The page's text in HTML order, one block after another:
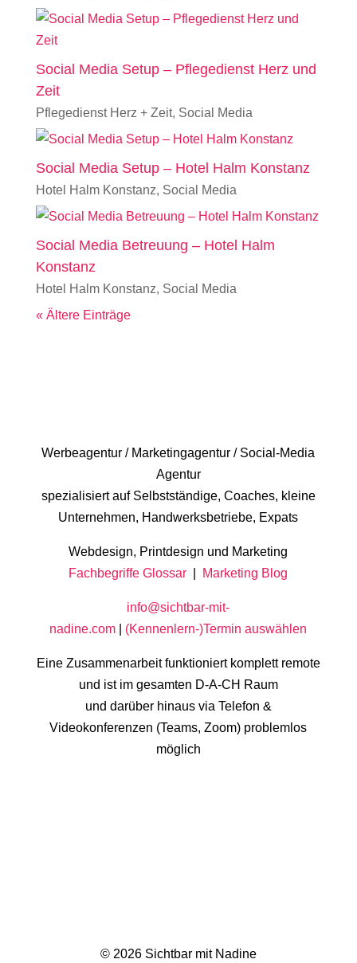
Social Media Setup – Pflegedienst Herz und
Zeit
Pflegedienst Herz + Zeit, Social Media
Social Media Setup – Hotel Halm Konstanz
Hotel Halm Konstanz, Social Media
Social Media Betreuung – Hotel Halm
Konstanz
Hotel Halm Konstanz, Social Media
« Ältere Einträge
Werbeagentur / Marketingagentur / Social-Media
Agentur
spezialisiert auf Selbstständige, Coaches, kleine
Unternehmen, Handwerksbetriebe, Expats
Webdesign, Printdesign und Marketing
Fachbegriffe Glossar
Marketing Blog
info@sichtbar-mit-
nadine.com
(Kennenlern-)Termin auswählen
Eine Zusammenarbeit funktioniert komplett remote
und ist im gesamten D-A-CH Raum
und darüber hinaus via Telefon &
Videokonferenzen (Teams, Zoom) problemlos
möglich
© 2026 Sichtbar mit Nadine